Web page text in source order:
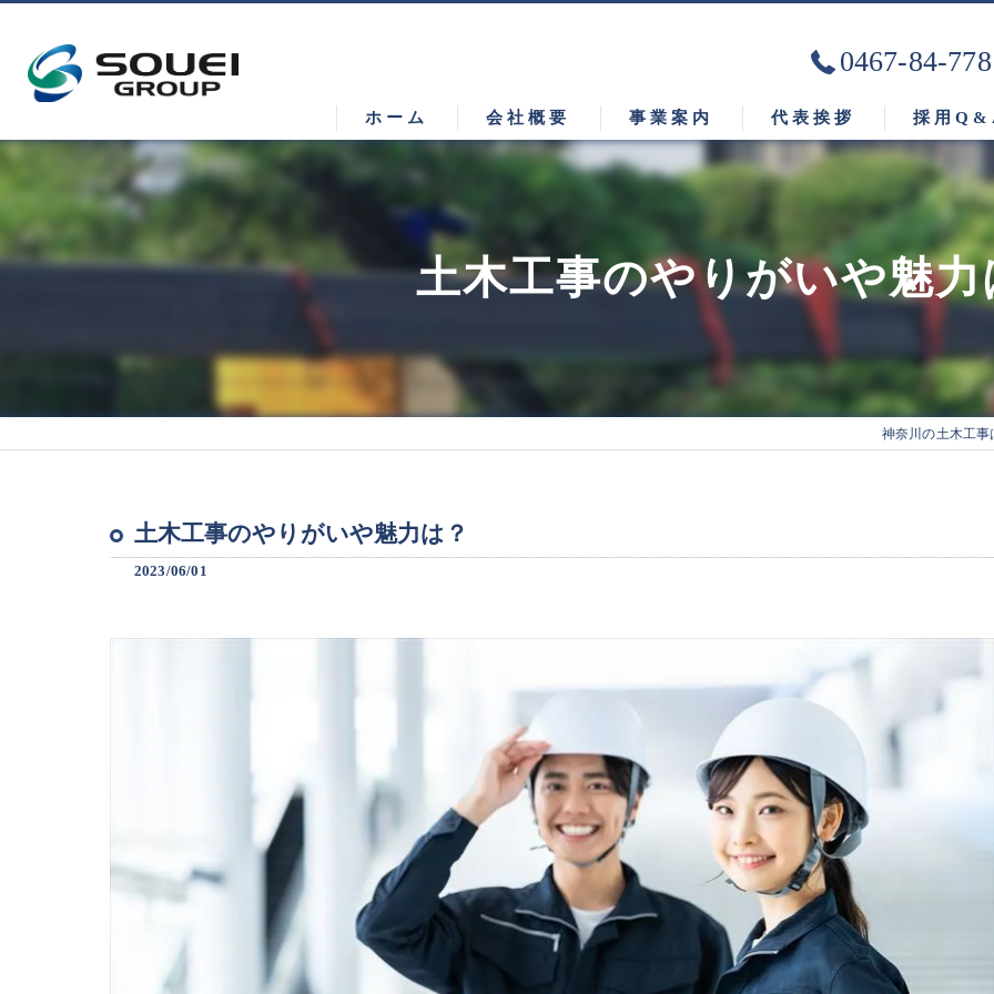
0467-84-
ホーム 会社概要 事業案内 代表挨拶 採用
土木工事のやりがいや魅力
神奈川の土木工
土木工事のやりがいや魅力は？
2023/06/01